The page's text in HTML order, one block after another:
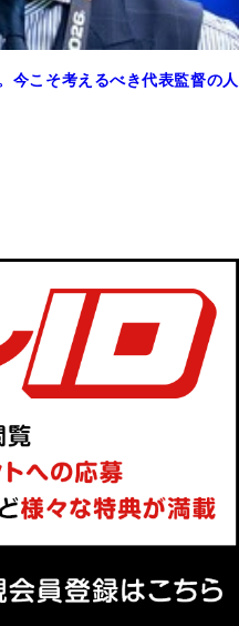
今こそ考えるべき代表監督の人